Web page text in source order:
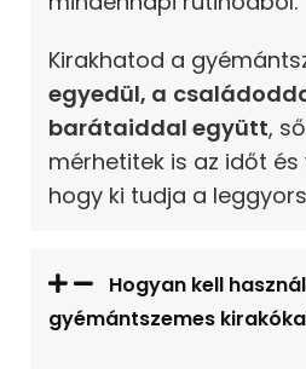
Kirakhatod a
egyedül, a
barátaiddal együtt,
mérhetitek is az időt és
hogy ki tudja a
Hogyan kell
gyémántszemes